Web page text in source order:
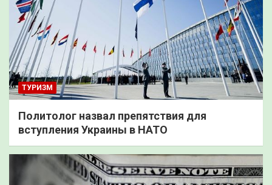
ТУРИЗМ
Политолог назвал препятствия для
вступления Украины в НАТО